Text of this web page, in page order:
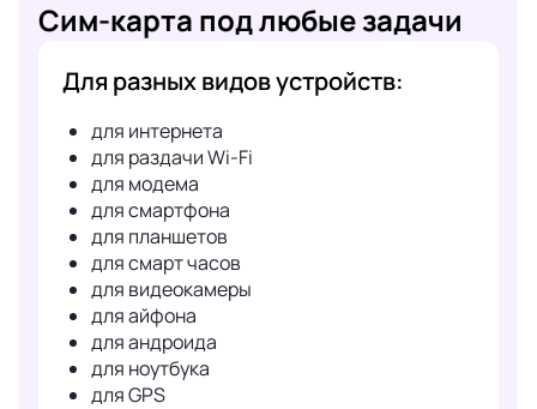
Сим-карта под любые задачи
Для разных видов устройств:
для интернета
для раздачи Wi-Fi
для модема
для смартфона
для планшетов
для смарт часов
для видеокамеры
для айфона
для андроида
для ноутбука
для GPS